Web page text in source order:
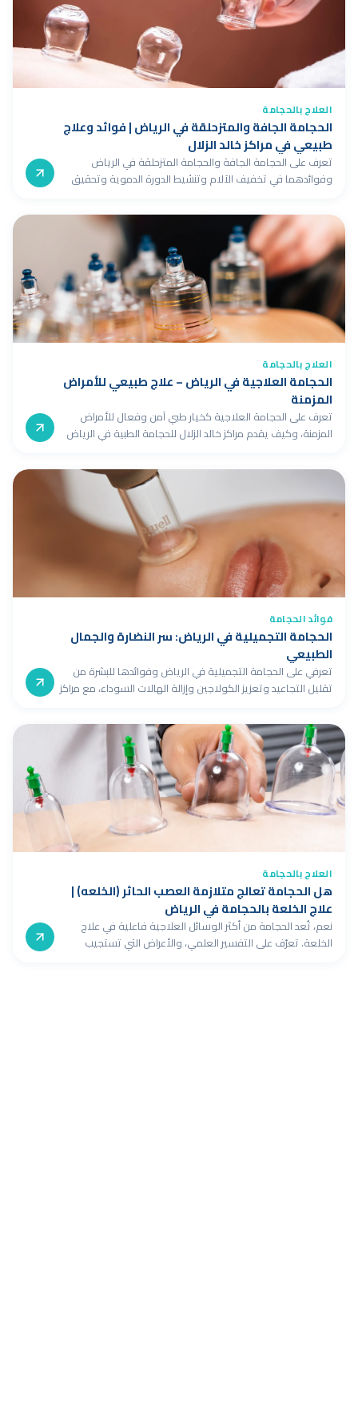
العلاج بالحجامة
الحجامة الجافة والمتزحلقة في الرياض | فوائد وعلاج
طبيعي في مراكز خالد الزلال
تعرف على الحجامة الجافة والحجامة المتزحلقة في الرياض
وفوائدهما في تخفيف الآلام وتنشيط الدورة الدموية وتحقيق
العلاج بالحجامة
الحجامة العلاجية في الرياض – علاج طبيعي للأمراض
المزمنة
تعرف على الحجامة العلاجية كخيار طبي آمن وفعال للأمراض
المزمنة، وكيف يقدم مراكز خالد الزلال للحجامة الطبية في الرياض
فوائد الحجامة
الحجامة التجميلية في الرياض: سر النضارة والجمال
الطبيعي
تعرفي على الحجامة التجميلية في الرياض وفوائدها للبشرة من
تقليل التجاعيد وتعزيز الكولاجين وإزالة الهالات السوداء، مع مراكز
العلاج بالحجامة
هل الحجامة تعالج متلازمة العصب الحائر (الخلعه) |
علاج الخلعة بالحجامة في الرياض
نعم، تُعد الحجامة من أكثر الوسائل العلاجية فاعلية في علاج
الخلعة. تعرّف على التفسير العلمي، والأعراض التي تستجيب